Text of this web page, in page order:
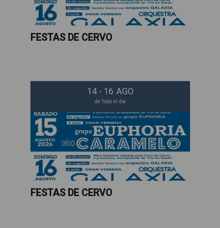
FESTAS DE CERVO
14 - 16 AGO
de Todo el dia
FESTAS DE CERVO